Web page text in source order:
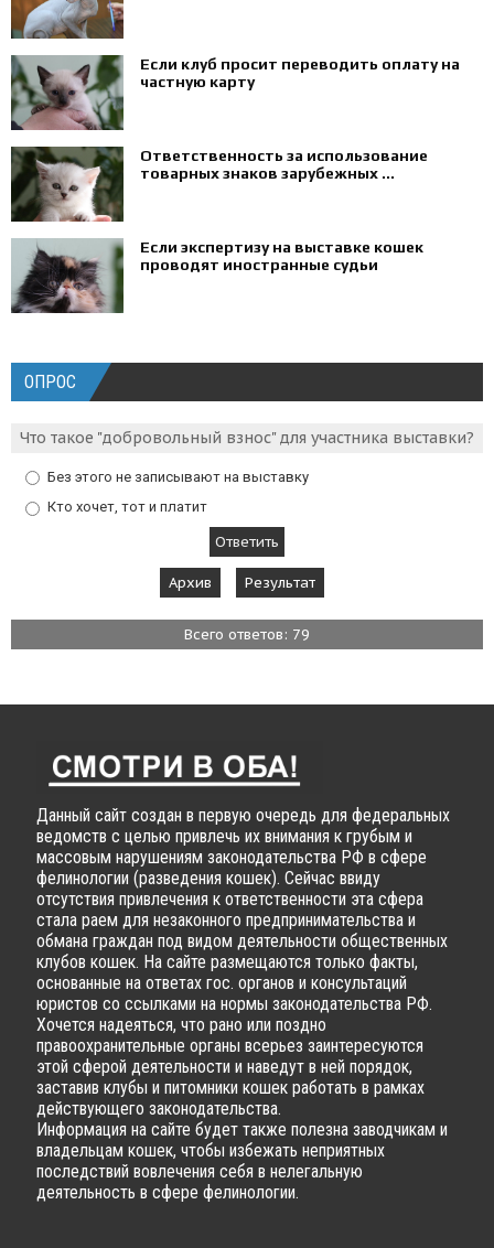
Если клуб просит переводить оплату на
частную карту
Ответственность за использование
товарных знаков зарубежных ...
Если экспертизу на выставке кошек
проводят иностранные судьи
ОПРОС
Что такое "добровольный взнос" для участника выставки?
Без этого не записывают на выставку
Кто хочет, тот и платит
Архив Результат
Всего ответов: 79
Данный сайт создан в первую очередь для федеральных
ведомств с целью привлечь их внимания к грубым и
массовым нарушениям законодательства РФ в сфере
фелинологии (разведения кошек). Сейчас ввиду
отсутствия привлечения к ответственности эта сфера
стала раем для незаконного предпринимательства и
обмана граждан под видом деятельности общественных
клубов кошек. На сайте размещаются только факты,
основанные на ответах гос. органов и консультаций
юристов со ссылками на нормы законодательства РФ.
Хочется надеяться, что рано или поздно
правоохранительные органы всерьез заинтересуются
этой сферой деятельности и наведут в ней порядок,
заставив клубы и питомники кошек работать в рамках
действующего законодательства.
Информация на сайте будет также полезна заводчикам и
владельцам кошек, чтобы избежать неприятных
последствий вовлечения себя в нелегальную
деятельность в сфере фелинологии.